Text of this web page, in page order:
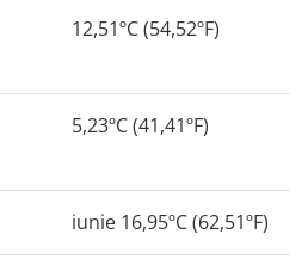
12,51ºC (54,52ºF)
5,23ºC (41,41ºF)
iunie 16,95ºC (62,51ºF)